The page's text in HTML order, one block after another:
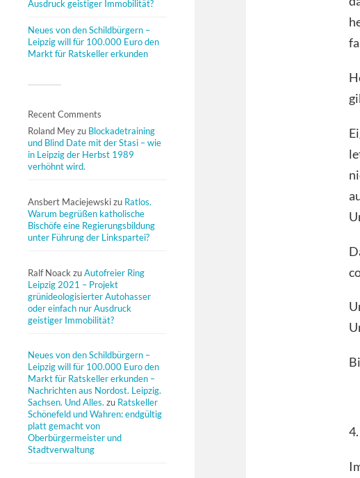
Ausdruck geistiger Immobilität?
Neues von den Schildbürgern –
Leipzig will für 100.000 Euro den
Markt für Ratskeller erkunden
Recent Comments
Roland Meyzu Blockadetraining
und Blind Date mit der Stasi – wie
in Leipzig der Herbst 1989
verhöhnt wird.
Ansbert Maciejewskizu Ratlos.
Warum begrüßen katholische
Bischöfe eine Regierungsbildung
unter Führung der Linkspartei?
Ralf Noack zuAutofreier Ring
Leipzig 2021 – Projekt
grünideologisierter Autohasser
oder einfach nur Ausdruck
geistiger Immobilität?
Neues von den Schildbürgern –
Leipzig will für 100.000 Euro den
Markt für Ratskeller erkunden –
Nachrichten aus Nordost. Leipzig.
Sachsen. Und Alles. zu Ratskeller
Schönefeld und Wahren: endgültig
platt gemacht von
Oberbürgermeister und
Stadtverwaltung